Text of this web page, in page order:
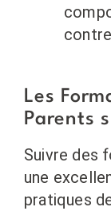
Les
Parents
Suivre des
une
pratiques